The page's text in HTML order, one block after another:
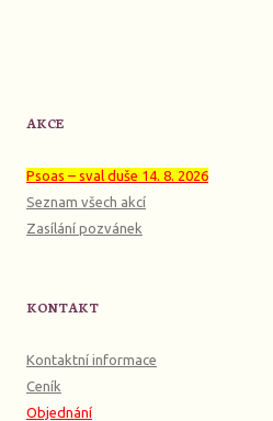
AKCE
Psoas – sval duše 14. 8. 2026
Seznam všech akcí
Zasílání pozvánek
KONTAKT
Kontaktní informace
Ceník
Objednání